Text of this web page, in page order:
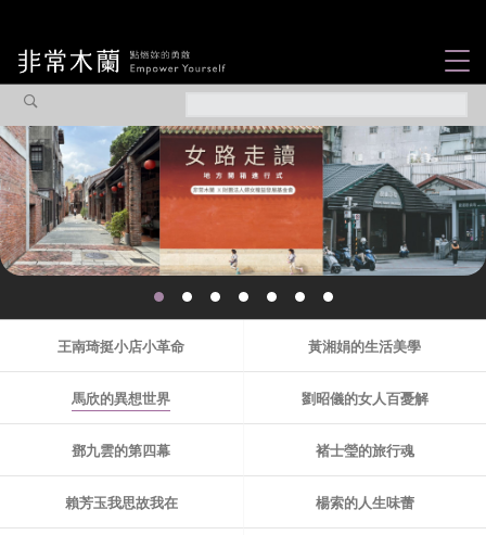
觀點專欄
焦點企劃
認識我們
王南琦挺小店小革命 黃湘娟的生活美學
馬欣的異想世界 劉昭儀的女人百憂解
鄧九雲的第四幕 褚士瑩的旅行魂
賴芳玉我思故我在 楊索的人生味蕾